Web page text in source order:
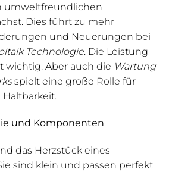
umweltfreundlichen
Dies führt zu mehr
und Neuerungen bei
Technologie. Die Leistung
wichtig. Aber auch die Wartung
spielt eine große Rolle für
und Komponenten
das Herzstück eines
sind klein und passen perfekt